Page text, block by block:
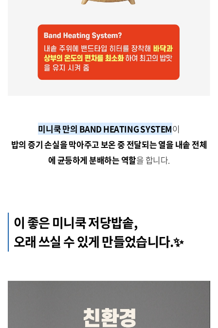
미니쿡 만의 BAND HEATING SYSTEM이
밥의 증기 손실을 막아주고 보온 중 전달되는 열을 내솥 전체
에 균등하게 분배하는 역할을 합니다.
이 좋은 미니쿡 저당밥솥,
오래 쓰실 수 있게 만들었습니다.✨